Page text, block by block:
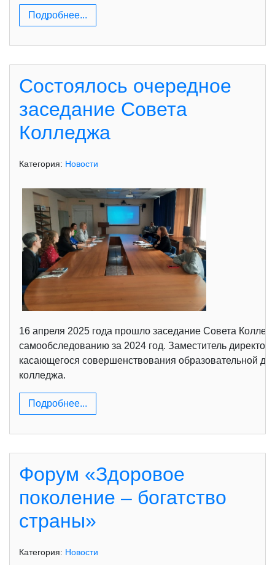
Подробнее...
Состоялось очередное
заседание Совета
Колледжа
Категория: Новости
16 апреля 2025 года прошло заседание Совета
самообследованию за 2024 год. Заместитель
касающегося совершенствования образовательной
колледжа.
Подробнее...
Форум «Здоровое
поколение – богатство
страны»
Категория: Новости